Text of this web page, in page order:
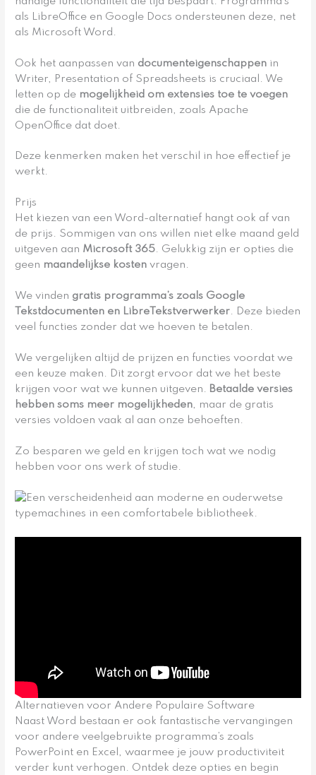
als LibreOffice en Google Docs ondersteunen deze, net
als Microsoft Word.
Ook het aanpassen van documenteigenschappen in
Writer, Presentation of Spreadsheets is cruciaal. We
letten op de mogelijkheid om extensies toe te voegen
die de functionaliteit uitbreiden, zoals Apache
OpenOffice dat doet.
Deze kenmerken maken het verschil in hoe effectief je
werkt.
Prijs
Het kiezen van een Word-alternatief hangt ook af van
de prijs. Sommigen van ons willen niet elke maand geld
uitgeven aan Microsoft 365. Gelukkig zijn er opties die
geen maandelijkse kosten vragen.
We vinden gratis programma’s zoals Google
Tekstdocumenten en LibreTekstverwerker. Deze bieden
veel functies zonder dat we hoeven te betalen.
We vergelijken altijd de prijzen en functies voordat we
een keuze maken. Dit zorgt ervoor dat we het beste
krijgen voor wat we kunnen uitgeven. Betaalde versies
hebben soms meer mogelijkheden, maar de gratis
versies voldoen vaak al aan onze behoeften.
Zo besparen we geld en krijgen toch wat we nodig
hebben voor ons werk of studie.
Alternatieven voor Andere Populaire Software
Naast Word bestaan er ook fantastische vervangingen
voor andere veelgebruikte programma’s zoals
PowerPoint en Excel, waarmee je jouw productiviteit
verder kunt verhogen. Ontdek deze opties en begin